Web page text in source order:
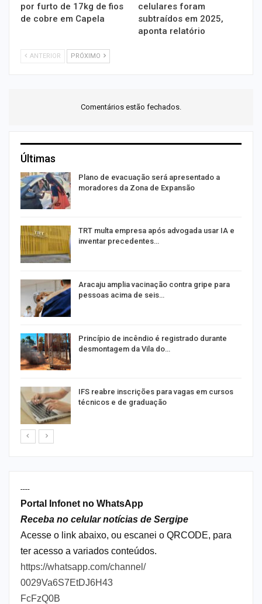
por furto de 17kg de fios
de cobre em Capela
celulares foram
subtraídos em 2025,
aponta relatório
ANTERIOR PRÓXIMO
Comentários estão fechados.
Últimas
Plano de evacuação será apresentado a
moradores da Zona de Expansão
TRT multa empresa após advogada usar IA e
inventar precedentes…
Aracaju amplia vacinação contra gripe para
pessoas acima de seis…
Princípio de incêndio é registrado durante
desmontagem da Vila do…
IFS reabre inscrições para vagas em cursos
técnicos e de graduação
----
Portal Infonet no WhatsApp
Receba no celular notícias de Sergipe
Acesse o link abaixo, ou escanei o QRCODE, para
ter acesso a variados conteúdos.
https://whatsapp.com/channel/
0029Va6S7EtDJ6H43
FcFzQ0B